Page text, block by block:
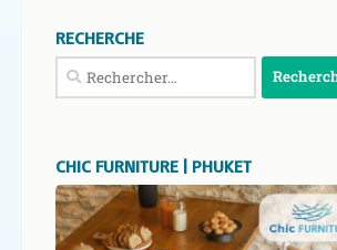
RECHERCHE
Rechercher :
CHIC FURNITURE | PHUKET